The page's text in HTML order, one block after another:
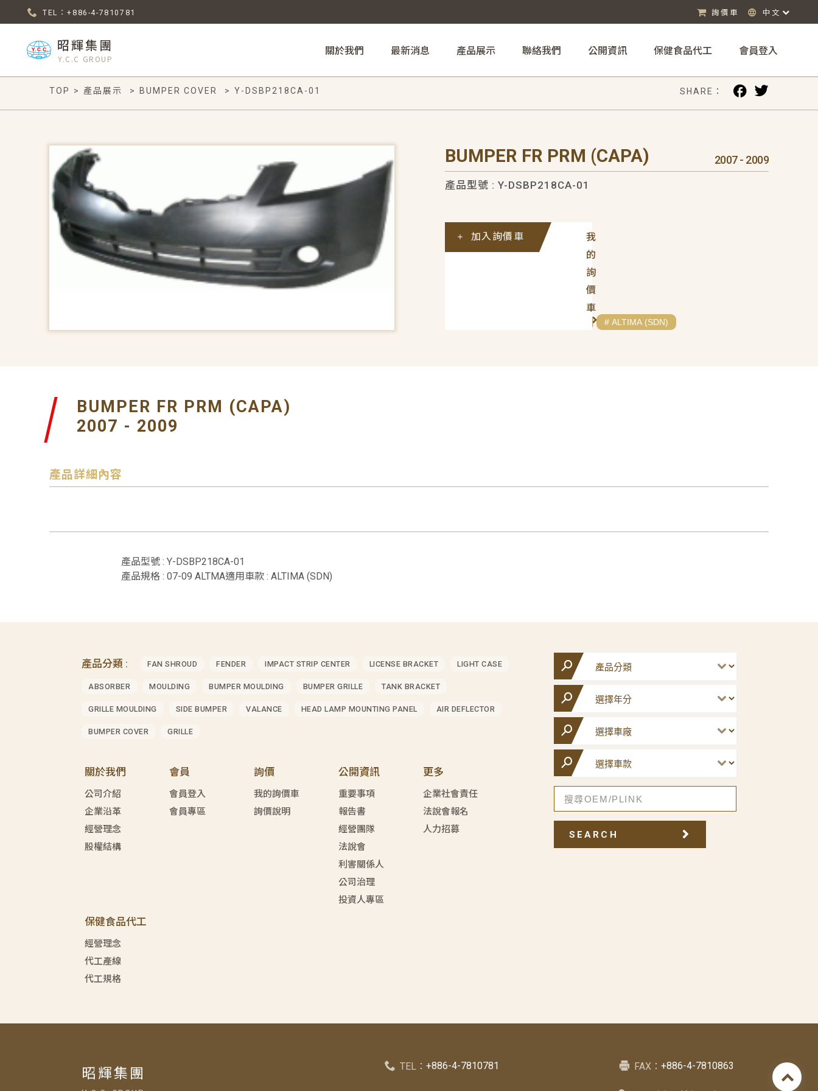
TEL：+886-4-7810781 詢價車 中文
昭輝集團
Y.C.C GROUP
關於我們 最新消息 產品展示 聯絡我們 公開資訊 保健食品代工 會員登入
TOP > 產品展示 > BUMPER COVER > Y-DSBP218CA-01 SHARE：
BUMPER FR PRM (CAPA) 2007 - 2009
產品型號 : Y-DSBP218CA-01
我
的
詢
價
車
加入詢價車
# ALTIMA (SDN)
BUMPER FR PRM (CAPA)
2007 - 2009
產品詳細內容
產品型號 : Y-DSBP218CA-01
產品規格 : 07-09 ALTMA適用車款 : ALTIMA (SDN)
產品分類 : FAN SHROUD FENDER IMPACT STRIP CENTER LICENSE BRACKET LIGHT CASE
ABSORBER MOULDING BUMPER MOULDING BUMPER GRILLE TANK BRACKET
GRILLE MOULDING SIDE BUMPER VALANCE HEAD LAMP MOUNTING PANEL AIR DEFLECTOR
BUMPER COVER GRILLE
關於我們
公司介紹
企業沿革
經營理念
股權結構
會員
會員登入
會員專區
詢價
我的詢價車
詢價說明
公開資訊
重要事項
報告書
經營團隊
法說會
利害關係人
公司治理
投資人專區
更多
企業社會責任
法說會報名
人力招募
保健食品代工
經營理念
代工產線
代工規格
SEARCH
昭輝集團 TEL： +886-4-7810781 FAX：+886-4-7810863